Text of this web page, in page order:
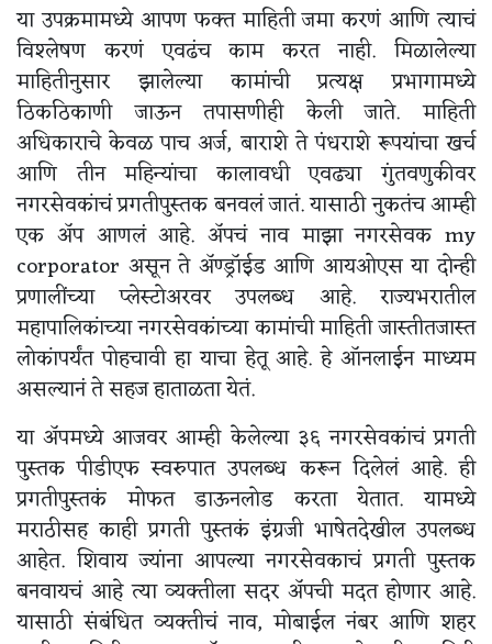
या उपक्रमामध्ये आपण फक्त माहिती जमा करणं आणि त्याचं
विश्लेषण करणं एवढंच काम करत नाही. मिळालेल्या
माहितीनुसार झालेल्या कामांची प्रत्यक्ष प्रभागामध्ये
ठिकठिकाणी जाऊन तपासणीही केली जाते. माहिती
अधिकाराचे केवळ पाच अर्ज, बाराशे ते पंधराशे रूपयांचा खर्च
आणि तीन महिन्यांचा कालावधी एवढ्या गुंतवणुकीवर
नगरसेवकांचं प्रगतीपुस्तक बनवलं जातं. यासाठी नुकतंच आम्ही
एक अ‍ॅप आणलं आहे. अ‍ॅपचं नाव माझा नगरसेवक my
corporator असून ते ॲण्ड्रॉईड आणि आयओएस या दोन्ही
प्रणालींच्या प्लेस्टोअरवर उपलब्ध आहे. राज्यभरातील
महापालिकांच्या नगरसेवकांच्या कामांची माहिती जास्तीतजास्त
लोकांपर्यंत पोहचावी हा याचा हेतू आहे. हे ऑनलाईन माध्यम
असल्यानं ते सहज हाताळता येतं.
या अ‍ॅपमध्ये आजवर आम्ही केलेल्या ३६ नगरसेवकांचं प्रगती
पुस्तक पीडीएफ स्वरुपात उपलब्ध करून दिलेलं आहे. ही
प्रगतीपुस्तकं मोफत डाऊनलोड करता येतात. यामध्ये
मराठीसह काही प्रगती पुस्तकं इंग्रजी भाषेतदेखील उपलब्ध
आहेत. शिवाय ज्यांना आपल्या नगरसेवकाचं प्रगती पुस्तक
बनवायचं आहे त्या व्यक्तीला सदर अ‍ॅपची मदत होणार आहे.
यासाठी संबंधित व्यक्तीचं नाव, मोबाईल नंबर आणि शहर